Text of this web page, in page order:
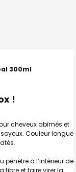
300ml
!
cheveux abîmés et
Couleur longue
pénètre à l’intérieur de
fibre et faire virer la